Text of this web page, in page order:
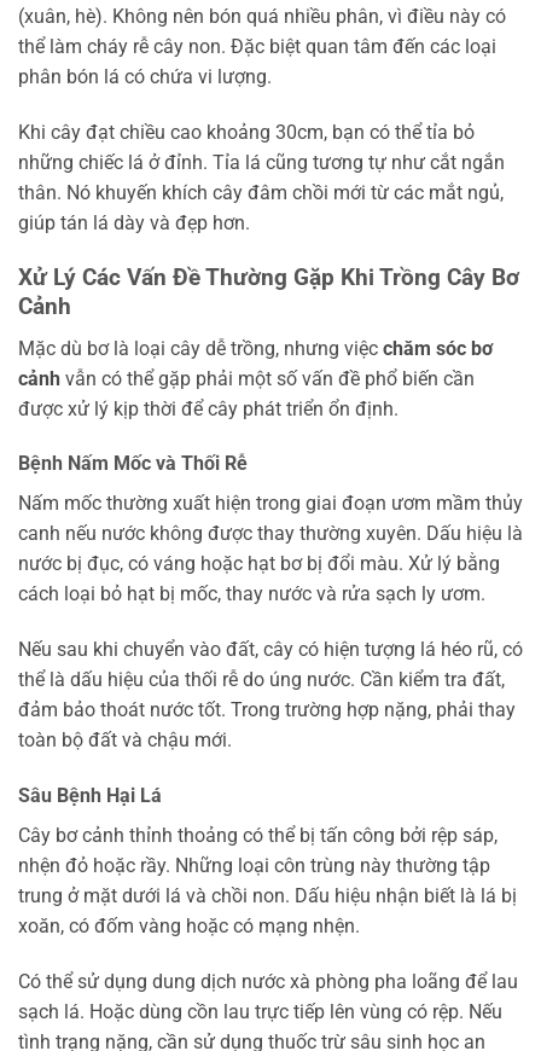
(xuân, hè). Không nên bón quá nhiều phân, vì điều này có
thể làm cháy rễ cây non. Đặc biệt quan tâm đến các loại
phân bón lá có chứa vi lượng.
Khi cây đạt chiều cao khoảng 30cm, bạn có thể tỉa bỏ
những chiếc lá ở đỉnh. Tỉa lá cũng tương tự như cắt ngắn
thân. Nó khuyến khích cây đâm chồi mới từ các mắt ngủ,
giúp tán lá dày và đẹp hơn.
Xử Lý Các Vấn Đề Thường Gặp Khi Trồng Cây Bơ
Cảnh
Mặc dù bơ là loại cây dễ trồng, nhưng việc chăm sóc bơ
cảnh vẫn có thể gặp phải một số vấn đề phổ biến cần
được xử lý kịp thời để cây phát triển ổn định.
Bệnh Nấm Mốc và Thối Rễ
Nấm mốc thường xuất hiện trong giai đoạn ươm mầm thủy
canh nếu nước không được thay thường xuyên. Dấu hiệu là
nước bị đục, có váng hoặc hạt bơ bị đổi màu. Xử lý bằng
cách loại bỏ hạt bị mốc, thay nước và rửa sạch ly ươm.
Nếu sau khi chuyển vào đất, cây có hiện tượng lá héo rũ, có
thể là dấu hiệu của thối rễ do úng nước. Cần kiểm tra đất,
đảm bảo thoát nước tốt. Trong trường hợp nặng, phải thay
toàn bộ đất và chậu mới.
Sâu Bệnh Hại Lá
Cây bơ cảnh thỉnh thoảng có thể bị tấn công bởi rệp sáp,
nhện đỏ hoặc rầy. Những loại côn trùng này thường tập
trung ở mặt dưới lá và chồi non. Dấu hiệu nhận biết là lá bị
xoăn, có đốm vàng hoặc có mạng nhện.
Có thể sử dụng dung dịch nước xà phòng pha loãng để lau
sạch lá. Hoặc dùng cồn lau trực tiếp lên vùng có rệp. Nếu
tình trạng nặng, cần sử dụng thuốc trừ sâu sinh học an